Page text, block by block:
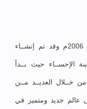
معهــد البصائــر للتدريــب تأســس عــام 2006م وقد تم إنشــاء
الإحســاء حيث بــدأ
خــلال العديــد مــن
عالم جديد ومتميز في